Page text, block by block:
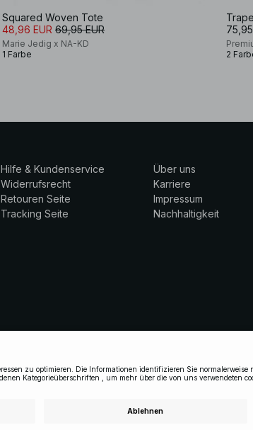
Squared Woven Tote
48,96 EUR 69,95 EUR
Marie Jedig x NA-KD
1 Farbe
2
Hilfe & Kundenservice
Widerrufsrecht
Retouren Seite
Tracking Seite
Über uns
Karriere
Impressum
Nachhaltigkeit